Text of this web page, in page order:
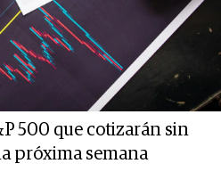
500 que cotizarán sin
próxima semana